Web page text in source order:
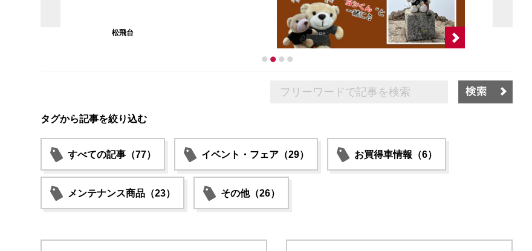
松飛台
タグから記事を絞り込む
すべての記事（77） イベント・フェア（29） お買得車情報（6）
メンテナンス商品（23） その他（26）